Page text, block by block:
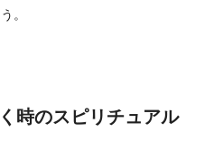
。
時のスピリチュアル